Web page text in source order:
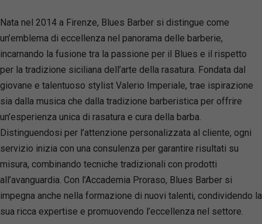
Nata nel 2014 a Firenze, Blues Barber si distingue come
un’emblema di eccellenza nel panorama delle barberie,
incarnando la fusione tra la passione per il Blues e il rispetto
per la tradizione siciliana dell’arte della rasatura. Fondata dal
giovane e talentuoso stylist Valerio Imperiale, trae ispirazione
sia dalla musica che dalla tradizione barberistica per offrire
un’esperienza unica di rasatura e cura della barba.
Distinguendosi per l’attenzione personalizzata al cliente, ogni
servizio inizia con una consulenza per garantire risultati su
misura, combinando tecniche tradizionali con prodotti
all’avanguardia. Con l’Accademia Proraso, Blues Barber si
impegna anche nella formazione di nuovi talenti, condividendo la
sua ricca expertise e promuovendo l’eccellenza nel settore.